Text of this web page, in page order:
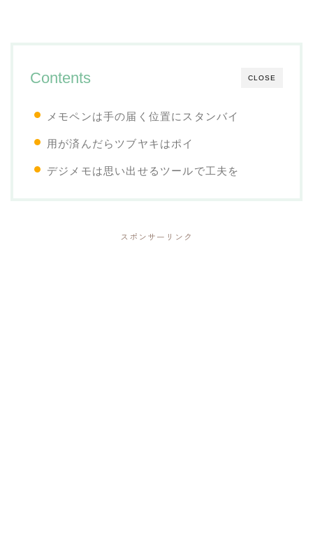
CLOSE
Contents
メモペンは手の届く位置にスタンバイ
用が済んだらツブヤキはポイ
デジメモは思い出せるツールで工夫を
スポンサーリンク